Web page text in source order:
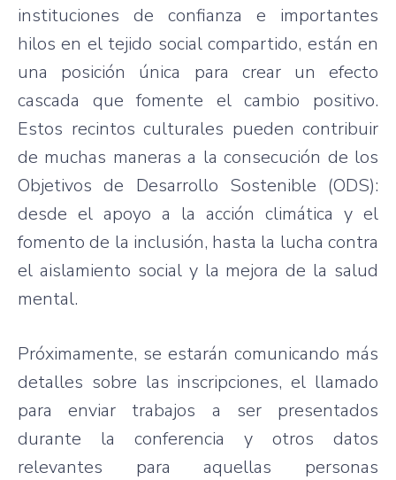
instituciones de confianza e importantes
hilos en el tejido social compartido, están en
una posición única para crear un efecto
cascada que fomente el cambio positivo.
Estos recintos culturales pueden contribuir
de muchas maneras a la consecución de los
Objetivos de Desarrollo Sostenible (ODS):
desde el apoyo a la acción climática y el
fomento de la inclusión, hasta la lucha contra
el aislamiento social y la mejora de la salud
mental.
Próximamente, se estarán comunicando más
detalles sobre las inscripciones, el llamado
para enviar trabajos a ser presentados
durante la conferencia y otros datos
relevantes para aquellas personas